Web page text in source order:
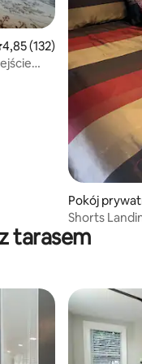
ocena: 4,85 na 5,
4,85 (132)
Pokój
Shorts
tarasem